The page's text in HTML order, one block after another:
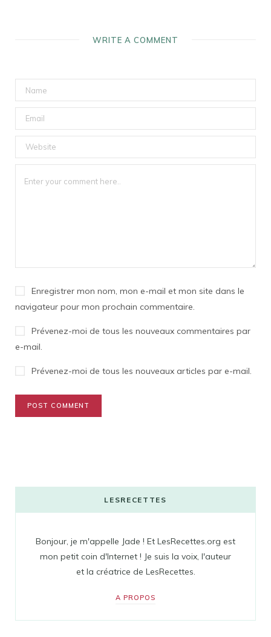
WRITE A COMMENT
Enregistrer mon nom, mon e-mail et mon site dans le
navigateur pour mon prochain commentaire.
Prévenez-moi de tous les nouveaux commentaires par
e-mail.
Prévenez-moi de tous les nouveaux articles par e-mail.
LESRECETTES
Bonjour, je m'appelle Jade ! Et LesRecettes.org est
mon petit coin d'Internet ! Je suis la voix, l'auteur
et la créatrice de LesRecettes.
A PROPOS